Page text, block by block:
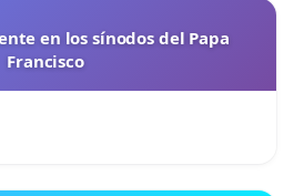
en los sínodos del Papa
Francisco